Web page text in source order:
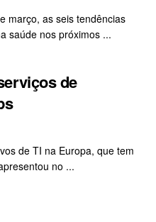
março, as seis tendências
saúde nos próximos ...
de
de TI na Europa, que tem
no ...